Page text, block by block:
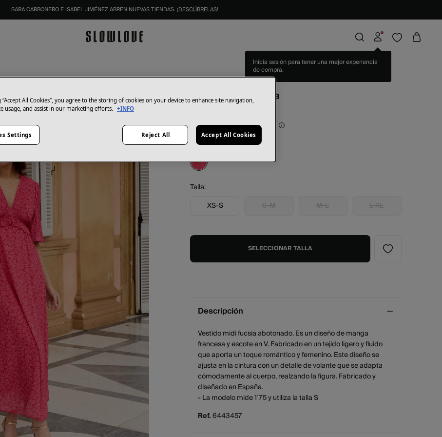
SARA CARBONERO E ISABEL JIMÉNEZ ABREN NUEVAS TIENDAS. ¡DESCÚBRELAS!
Inicia sesión para tener una mejor experiencia
de compra.
Vestido largo Erica
95,95 €Ahorras47,97 €
Color:Fucsia
Talla:
XS-S
S-M M-L L-XL
SELECCIONAR TALLA
Descripción
Vestido midi fucsia abotonado. Es un diseño de manga
francesa y escote en V. Fabricado en un tejido ligero y fluido
que aporta un toque romántico y femenino. Este diseño se
ajusta en la cintura con un detalle de volante que se adapta
cómodamente al cuerpo, realzando la figura. Fabricado y
diseñado en España.
- La modelo mide 1´75 y utiliza la talla S
Ref.6443457
“Accept All Cookies”, you agree to the storing of cookies on your device to enhance site navigation,
usage, and assist in our marketing efforts. +INFO
Settings Reject All Accept All Cookies